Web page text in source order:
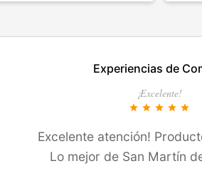
Experiencias de
¡Excelente!
star star star star star
Excelente atención!
Lo mejor de San Martí­n